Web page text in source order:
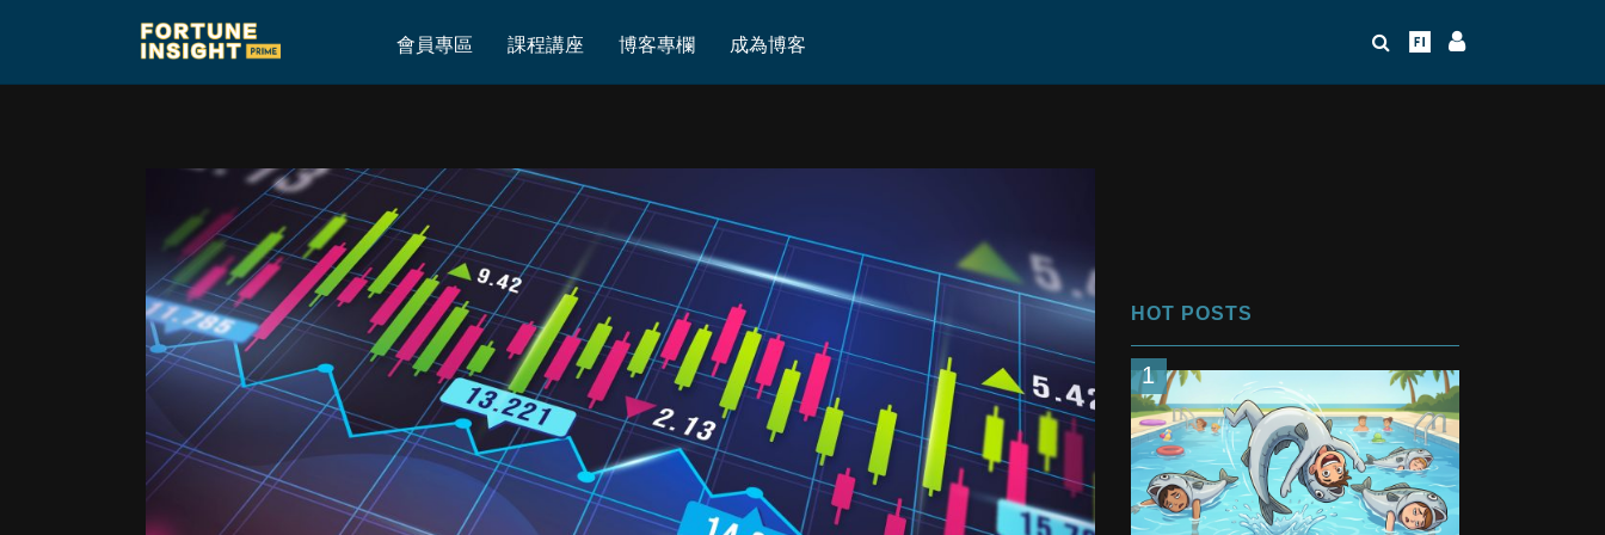
會員專區 課程講座 博客專欄 成為博客
2026年6月29日渾水港股美股實倉及買入賣出投資部署
HOT POSTS
1